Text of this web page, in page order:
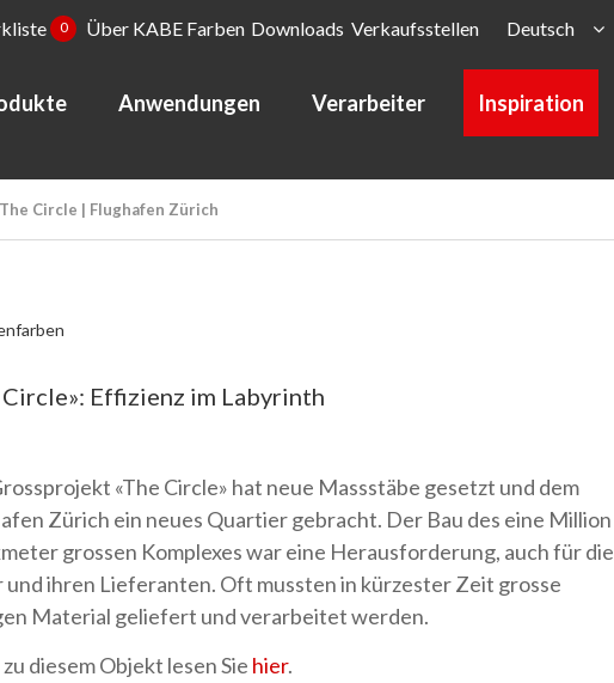
0 Über KABE Farben Downloads Verkaufsstellen Deutsch
Anwendungen Verarbeiter Inspiration
Circle | Flughafen Zürich
Circle»: Effizienz im Labyrinth
«The Circle» hat neue Massstäbe gesetzt und dem
Zürich ein neues Quartier gebracht. Der Bau des eine Million
grossen Komplexes war eine Herausforderung, auch für die
und ihren Lieferanten. Oft mussten in kürzester Zeit grosse
Material geliefert und verarbeitet werden.
diesem Objekt lesen Sie hier.